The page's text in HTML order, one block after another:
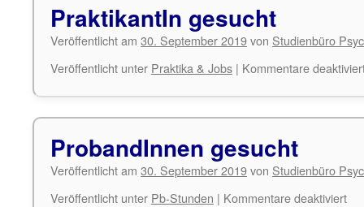
PraktikantIn gesucht
Veröffentlicht am 30. September 2019von Studienbüro
Veröffentlicht unter Praktika & Jobs | Kommentare
ProbandInnen gesucht
Veröffentlicht am 30. September 2019von Studienbüro
Veröffentlicht unter Pb-Stunden | Kommentare deaktiviertfür